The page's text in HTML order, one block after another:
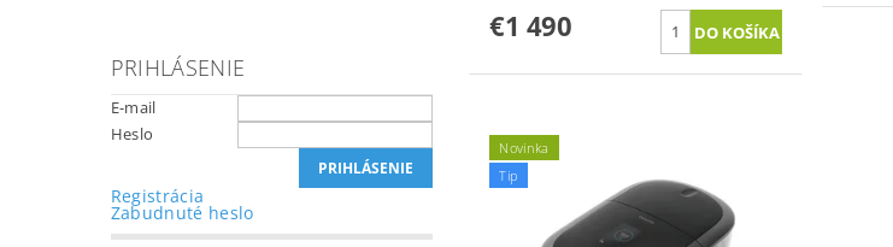
PRIHLÁSENIE
E-mail
Heslo
Registrácia
Zabudnuté heslo
€1 490
Novinka
Tip